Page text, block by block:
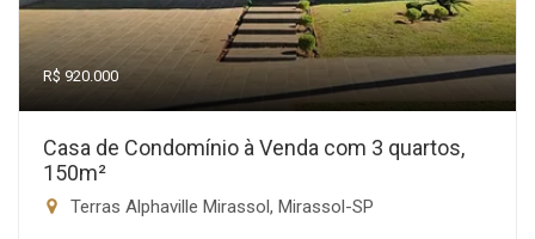
R$ 920.000
Casa de Condomínio à Venda com 3 quartos,
150m²
Terras Alphaville Mirassol, Mirassol-SP